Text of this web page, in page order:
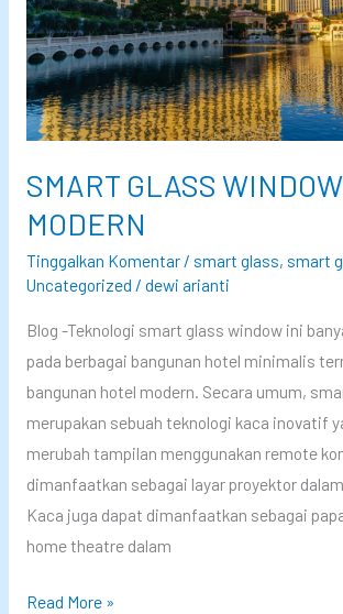
A
n
d
a
s
s
d
i
I
d
o
n
e
s
a
a
B
r
SMART GLASS WINDOW
MODERN
Tinggalkan Komentar / smart glass, smart
Uncategorized / dewi arianti
Blog -Teknologi smart glass window ini
pada berbagai bangunan hotel minimalis
bangunan hotel modern. Secara umum,
merupakan sebuah teknologi kaca inovatif
merubah tampilan menggunakan remote
dimanfaatkan sebagai layar proyektor
Kaca juga dapat dimanfaatkan sebagai
home theatre dalam
S
Read More »